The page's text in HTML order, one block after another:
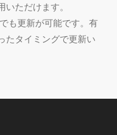
いただけます。
も更新が可能です。有
たタイミングで更新い